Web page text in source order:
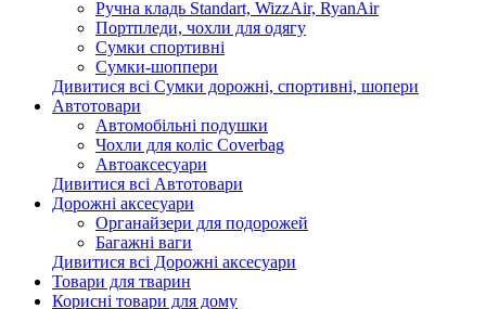
Ручна кладь Standart, WizzAir, RyanAir
Портпледи, чохли для одягу
Сумки спортивні
Сумки-шоппери
Дивитися всі Сумки дорожні, спортивні, шопери
Автотовари
Автомобільні подушки
Чохли для коліс Coverbag
Автоаксесуари
Дивитися всі Автотовари
Дорожні аксесуари
Органайзери для подорожей
Багажні ваги
Дивитися всі Дорожні аксесуари
Товари для тварин
Корисні товари для дому